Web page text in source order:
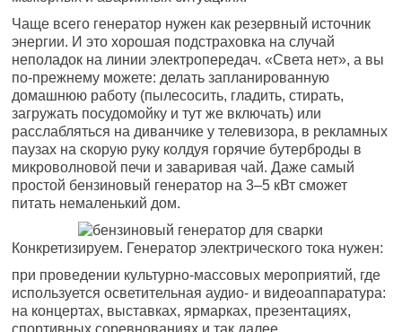
Чаще всего генератор нужен как резервный источник
энергии. И это хорошая подстраховка на случай
неполадок на линии электропередач. «Света нет», а вы
по-прежнему можете: делать запланированную
домашнюю работу (пылесосить, гладить, стирать,
загружать посудомойку и тут же включать) или
расслабляться на диванчике у телевизора, в рекламных
паузах на скорую руку колдуя горячие бутерброды в
микроволновой печи и заваривая чай. Даже самый
простой бензиновый генератор на 3–5 кВт сможет
питать немаленький дом.
Конкретизируем. Генератор электрического тока нужен:
при проведении культурно-массовых мероприятий, где
используется осветительная аудио- и видеоаппаратура:
на концертах, выставках, ярмарках, презентациях,
спортивных соревнованиях и так далее